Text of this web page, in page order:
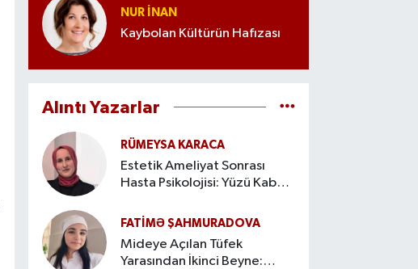
NUR İNAN
Kaybolan Kültürün Hafızası
Alıntı Yazarlar
RÜMEYSA KARACA
Estetik Ameliyat Sonrası
Hasta Psikolojisi: Yüzü Kabul
FATIMƏ ŞAHMURADOVA
Mideye Açılan Tüfek
Yarasından İkinci Beyne: